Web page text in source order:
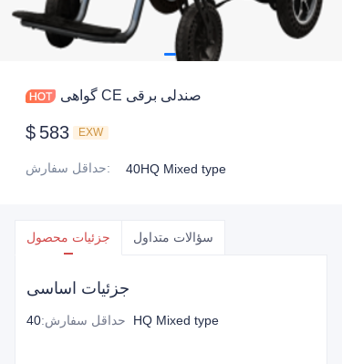
گواهی CE صندلی برقی
$ 583 EXW
حداقل سفارش: 40HQ Mixed type
جزئیات محصول سؤالات متداول
جزئیات اساسی
حداقل سفارش: 40HQ Mixed type